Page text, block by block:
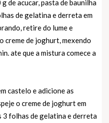
de acucar, pasta de baunilha
de gelatina e derreta em
retire do lume e
creme de joghurt, mexendo
ate que a mistura comece a
castelo e adicione as
o creme de joghurt em
3 folhas de gelatina e derreta